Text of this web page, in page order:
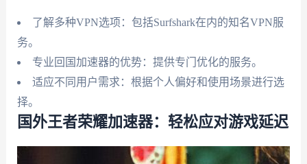
了解多种VPN选项：包括Surfshark在内的知名VPN服
务。
专业回国加速器的优势：提供专门优化的服务。
适应不同用户需求：根据个人偏好和使用场景进行选
择。
国外王者荣耀加速器：轻松应对游戏延迟